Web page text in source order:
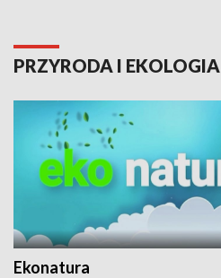
PRZYRODA I EKOLOGIA
Ekonatura